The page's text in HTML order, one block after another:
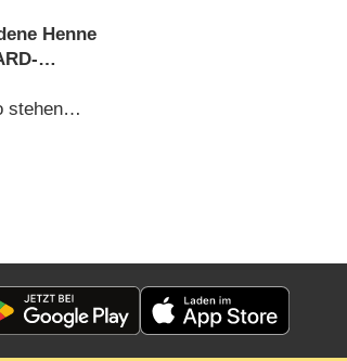
Henne
stehen